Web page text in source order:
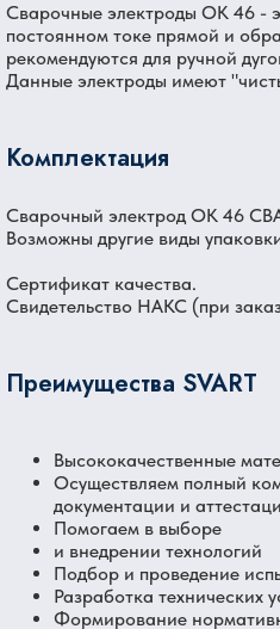
Сварочные электроды ОК 46 -
постоянном токе прямой и
рекомендуются для ручной
Данные электроды имеют
Комплектация
Сварочный электрод ОК 46
Возможны другие виды
Сертификат качества.
Свидетельство НАКС (при
Преимущества SVART
Высококачественные
Осуществляем полный
документации и
Помогаем в выборе
и внедрении технологий
Подбор и проведение
Разработка технических
Формирование